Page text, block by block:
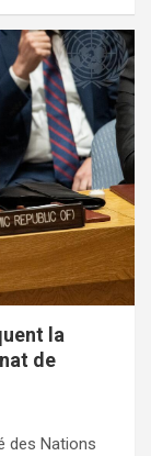
la
de
des Nations